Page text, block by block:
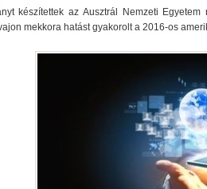
készítettek az Ausztrál Nemzeti
mekkora hatást gyakorolt a 2016-os